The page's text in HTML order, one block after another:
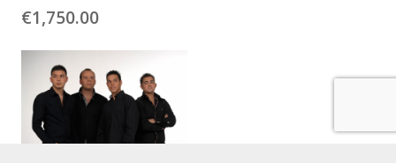
€1,750.00